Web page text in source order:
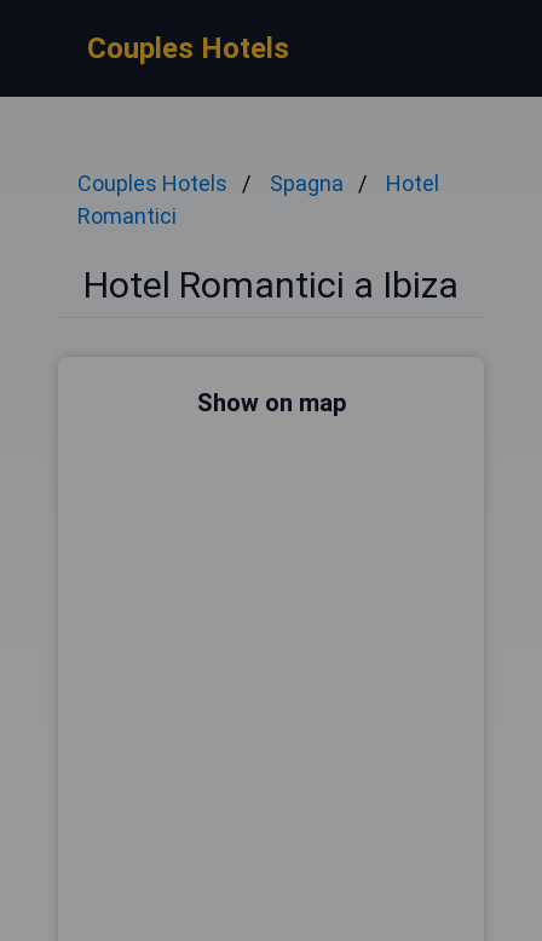
Couples Hotels
Couples Hotels Spagna
Hotel
Romantici
Hotel Romantici a Ibiza
Show on map